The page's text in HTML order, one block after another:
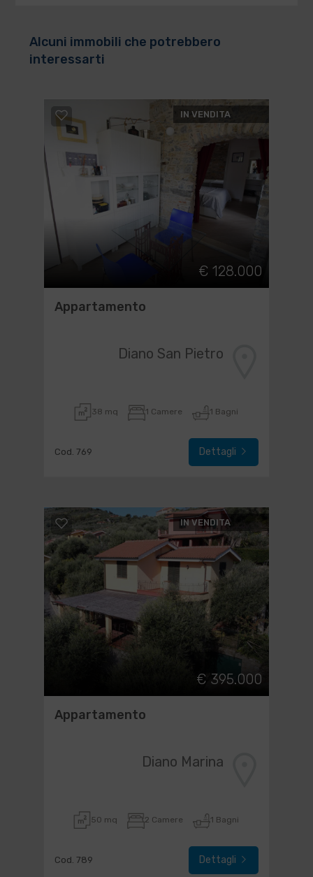
Alcuni immobili che potrebbero
interessarti
IN VENDITA
€ 128.000
Appartamento
Diano San Pietro
38 mq 1 Camere 1 Bagni
Cod. 769 Dettagli
IN VENDITA
€ 395.000
Appartamento
Diano Marina
50 mq 2 Camere 1 Bagni
Cod. 789 Dettagli